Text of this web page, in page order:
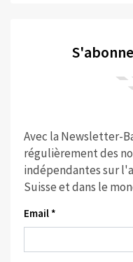
Avec la Newsletter-
régulièrement des
indépendantes sur
Suisse et dans le
Email *